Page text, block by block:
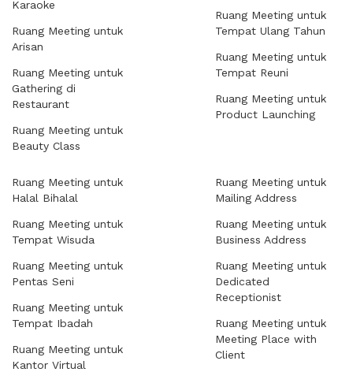
Karaoke
Ruang Meeting untuk
Arisan
Ruang Meeting untuk
Gathering di
Restaurant
Ruang Meeting untuk
Beauty Class
Ruang Meeting untuk
Tempat Ulang Tahun
Ruang Meeting untuk
Tempat Reuni
Ruang Meeting untuk
Product Launching
Ruang Meeting untuk
Halal Bihalal
Ruang Meeting untuk
Tempat Wisuda
Ruang Meeting untuk
Pentas Seni
Ruang Meeting untuk
Tempat Ibadah
Ruang Meeting untuk
Kantor Virtual
Ruang Meeting untuk
Mailing Address
Ruang Meeting untuk
Business Address
Ruang Meeting untuk
Dedicated
Receptionist
Ruang Meeting untuk
Meeting Place with
Client